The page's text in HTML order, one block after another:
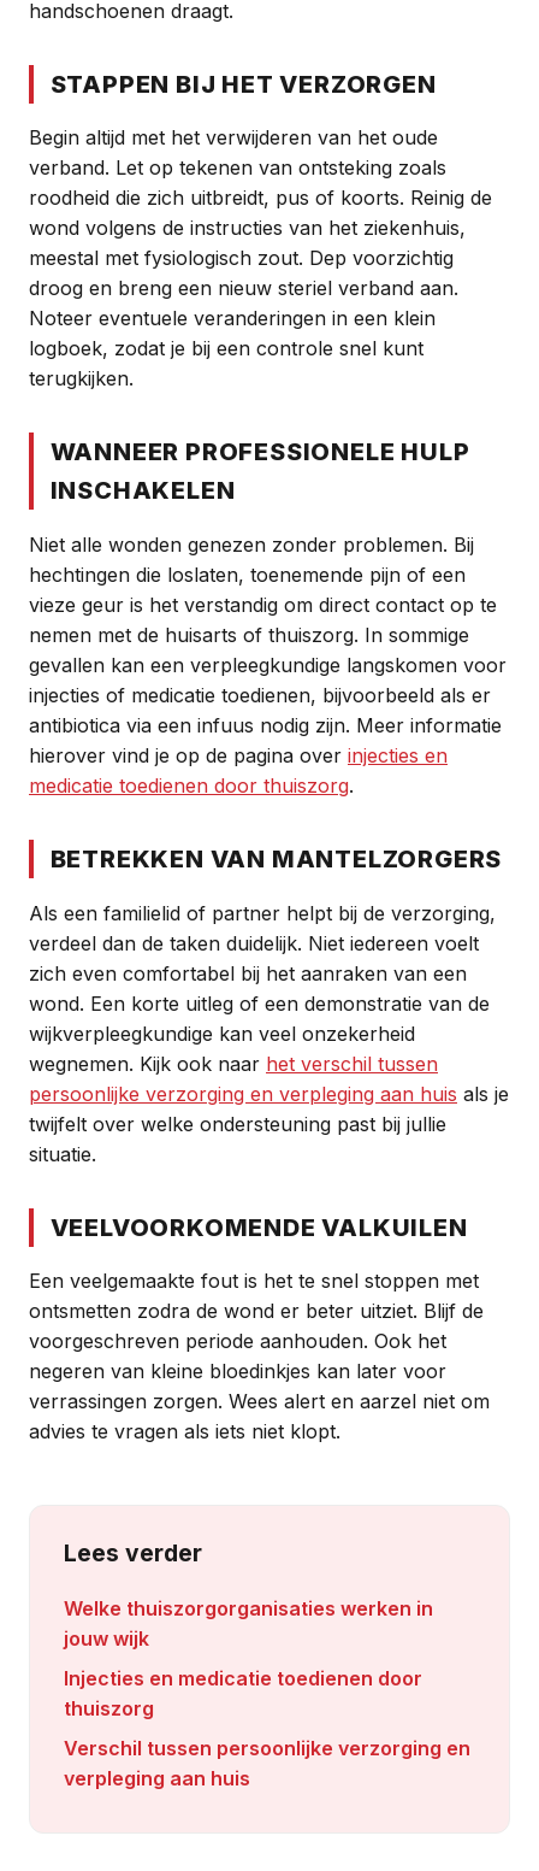
handschoenen draagt.
STAPPEN BIJ HET VERZORGEN
Begin altijd met het verwijderen van het oude
verband. Let op tekenen van ontsteking zoals
roodheid die zich uitbreidt, pus of koorts. Reinig de
wond volgens de instructies van het ziekenhuis,
meestal met fysiologisch zout. Dep voorzichtig
droog en breng een nieuw steriel verband aan.
Noteer eventuele veranderingen in een klein
logboek, zodat je bij een controle snel kunt
terugkijken.
WANNEER PROFESSIONELE HULP
INSCHAKELEN
Niet alle wonden genezen zonder problemen. Bij
hechtingen die loslaten, toenemende pijn of een
vieze geur is het verstandig om direct contact op te
nemen met de huisarts of thuiszorg. In sommige
gevallen kan een verpleegkundige langskomen voor
injecties of medicatie toedienen, bijvoorbeeld als er
antibiotica via een infuus nodig zijn. Meer informatie
hierover vind je op de pagina over injecties en
medicatie toedienen door thuiszorg.
BETREKKEN VAN MANTELZORGERS
Als een familielid of partner helpt bij de verzorging,
verdeel dan de taken duidelijk. Niet iedereen voelt
zich even comfortabel bij het aanraken van een
wond. Een korte uitleg of een demonstratie van de
wijkverpleegkundige kan veel onzekerheid
wegnemen. Kijk ook naar het verschil tussen
persoonlijke verzorging en verpleging aan huis als je
twijfelt over welke ondersteuning past bij jullie
situatie.
VEELVOORKOMENDE VALKUILEN
Een veelgemaakte fout is het te snel stoppen met
ontsmetten zodra de wond er beter uitziet. Blijf de
voorgeschreven periode aanhouden. Ook het
negeren van kleine bloedinkjes kan later voor
verrassingen zorgen. Wees alert en aarzel niet om
advies te vragen als iets niet klopt.
Lees verder
Welke thuiszorgorganisaties werken in
jouw wijk
Injecties en medicatie toedienen door
thuiszorg
Verschil tussen persoonlijke verzorging en
verpleging aan huis